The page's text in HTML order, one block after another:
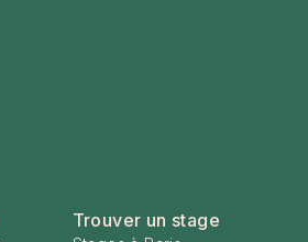
Trouver un stage